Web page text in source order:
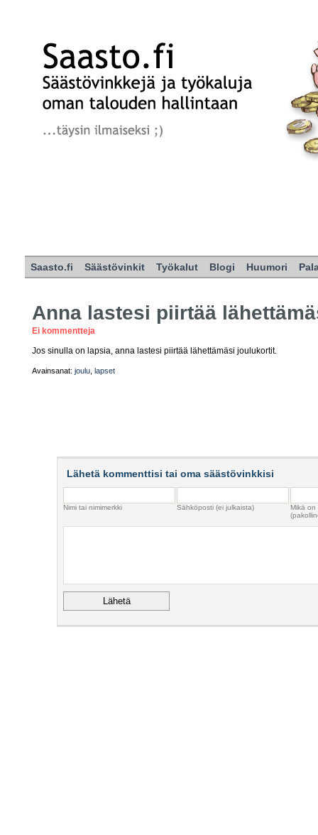
Saasto.fi Säästövinkit Työkalut Blogi Huumori
Anna lastesi piirtää
Ei kommentteja
Jos sinulla on lapsia, anna lastesi piirtää lähettämäsi joulukortit.
Avainsanat: joulu lapset
Lähetä kommenttisi tai oma säästövinkkisi
Nimi tai nimimerkki Sähköposti (ei julkaista)
Mikä